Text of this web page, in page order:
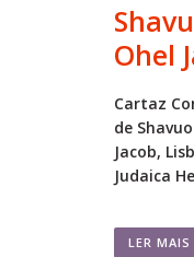
Ohel
Cartaz
de
Jacob,
Judaica
LER MAIS